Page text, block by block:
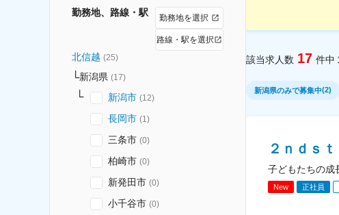
勤務地、路線・駅 勤務地を選択
路線・駅を選択
北信越 (25)
新潟県 (17)
新潟市 (12)
長岡市 (1 )
三条市 (0)
柏崎市 (0)
新発田市 (0)
小千谷市 (0)
該当求人数 17 件中
新潟県のみで募集中(2)
２ｎｄｓ
子どもたちの成
New 正社員